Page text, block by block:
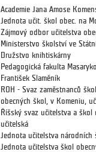
Academie Jana Amose
Jednota učit. škol obec. na
Zájmový odbor učitelstva
Ministerstvo školství ve
Družstvo knihtiskárny
Pedagogická fakulta
František Slaměník
ROH - Svaz zaměstnanců
obecných škol, v Komeniu,
Říšský svaz učitelstva a škol
učitelská
Jednota učitelstva národních
Jednota učitelstva škol